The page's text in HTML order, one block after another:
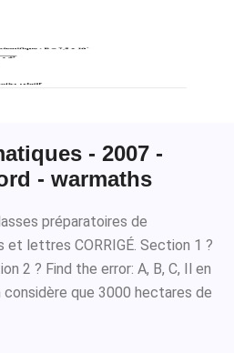
- 2007 -
- warmaths
préparatoires de
lettres CORRIGÉ. Section 1 ?
2 ? Find the error: A, B, C, Il en
que 3000 hectares de